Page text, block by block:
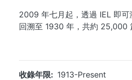
2009 年七月起，透過 IEL 即
回溯至 1930 年，共約 25,000
收錄年限
1913-Present